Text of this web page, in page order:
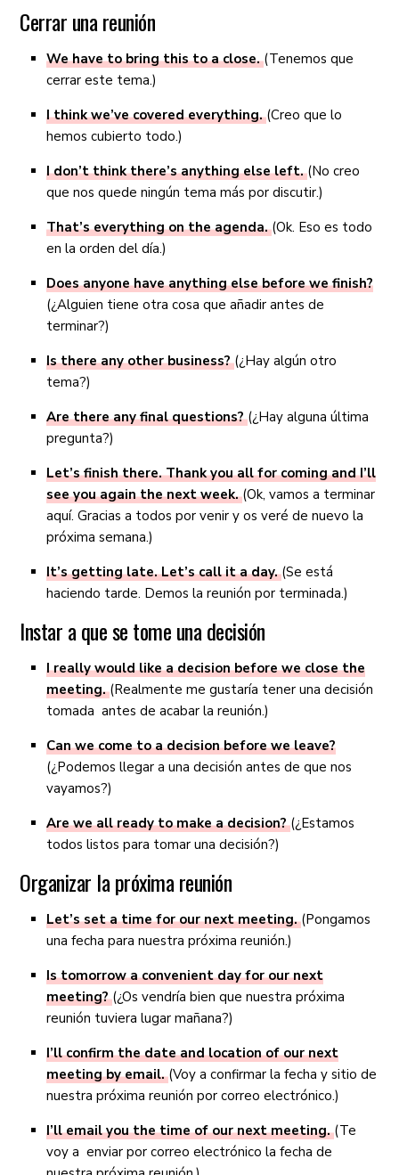
Cerrar una reunión
We have to bring this to a close.(Tenemos que
cerrar este tema.)
I think we’ve covered everything.(Creo que lo
hemos cubierto todo.)
I don’t think there’s anything else left.(No creo
que nos quede ningún tema más por discutir.)
That’s everything on the agenda.(Ok. Eso es todo
en la orden del día.)
Does anyone have anything else before we finish?
(¿Alguien tiene otra cosa que añadir antes de
terminar?)
Is there any other business?(¿Hay algún otro
tema?)
Are there any final questions?(¿Hay alguna última
pregunta?)
Let’s finish there. Thank you all for coming and I’ll
see you again the next week.(Ok, vamos a terminar
aquí. Gracias a todos por venir y os veré de nuevo la
próxima semana.)
It’s getting late. Let’s call it a day.(Se está
haciendo tarde. Demos la reunión por terminada.)
Instar a que se tome una decisión
I really would like a decision before we close the
meeting.(Realmente me gustaría tener una decisión
tomada antes de acabar la reunión.)
Can we come to a decision before we leave?
(¿Podemos llegar a una decisión antes de que nos
vayamos?)
Are we all ready to make a decision?(¿Estamos
todos listos para tomar una decisión?)
Organizar la próxima reunión
Let’s set a time for our next meeting.(Pongamos
una fecha para nuestra próxima reunión.)
Is tomorrow a convenient day for our next
meeting?(¿Os vendría bien que nuestra próxima
reunión tuviera lugar mañana?)
I’ll confirm the date and location of our next
meeting by email.(Voy a confirmar la fecha y sitio de
nuestra próxima reunión por correo electrónico.)
I’ll email you the time of our next meeting.(Te
voy a enviar por correo electrónico la fecha de